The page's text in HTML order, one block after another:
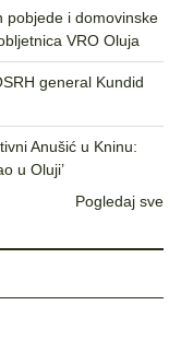
pobjede i domovinske
VRO Oluja
general Kundid
Anušić u Kninu:
u Oluji’
Pogledaj sve